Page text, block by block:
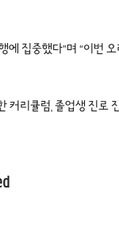
집중했다”며 “이번
리큘럼, 졸업생 진로